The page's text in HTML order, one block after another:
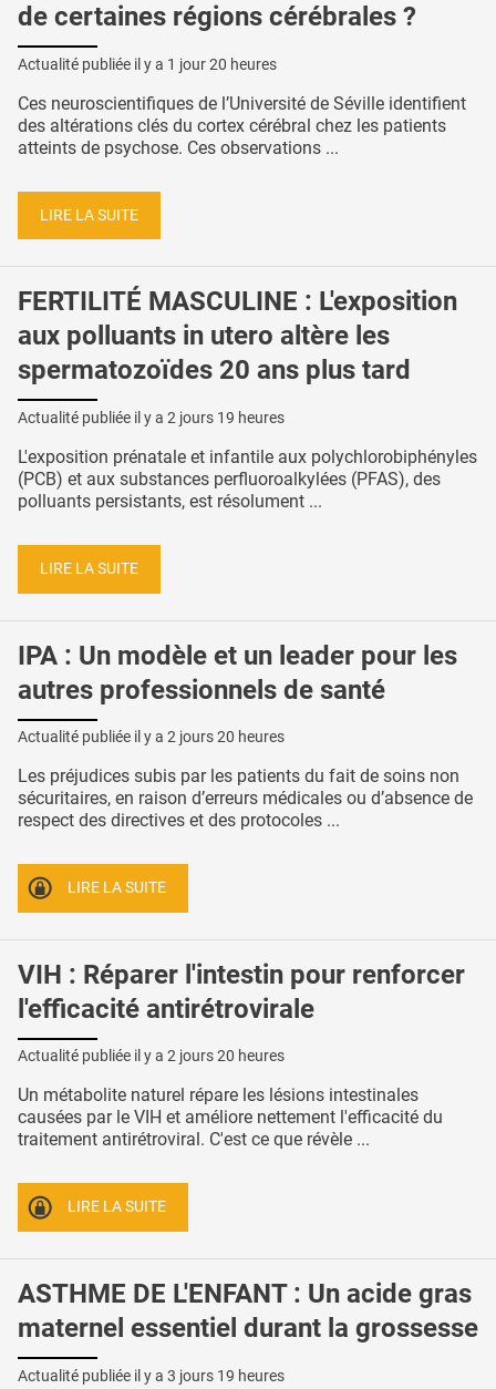
de certaines régions cérébrales ?
Actualité publiée il y a 1 jour 20 heures
Ces neuroscientifiques de l’Université de Séville identifient
des altérations clés du cortex cérébral chez les patients
atteints de psychose. Ces observations ...
LIRE LA SUITE
FERTILITÉ MASCULINE : L'exposition
aux polluants in utero altère les
spermatozoïdes 20 ans plus tard
Actualité publiée il y a 2 jours 19 heures
L'exposition prénatale et infantile aux polychlorobiphényles
(PCB) et aux substances perfluoroalkylées (PFAS), des
polluants persistants, est résolument ...
LIRE LA SUITE
IPA : Un modèle et un leader pour les
autres professionnels de santé
Actualité publiée il y a 2 jours 20 heures
Les préjudices subis par les patients du fait de soins non
sécuritaires, en raison d’erreurs médicales ou d’absence de
respect des directives et des protocoles ...
LIRE LA SUITE
VIH : Réparer l'intestin pour renforcer
l'efficacité antirétrovirale
Actualité publiée il y a 2 jours 20 heures
Un métabolite naturel répare les lésions intestinales
causées par le VIH et améliore nettement l'efficacité du
traitement antirétroviral. C'est ce que révèle ...
LIRE LA SUITE
ASTHME DE L'ENFANT : Un acide gras
maternel essentiel durant la grossesse
Actualité publiée il y a 3 jours 19 heures